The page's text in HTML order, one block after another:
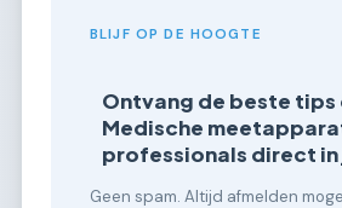
BLIJF OP DE HOOGTE
Ontvang de beste tips
Medische
professionals direct in
Geen spam. Altijd afmelden